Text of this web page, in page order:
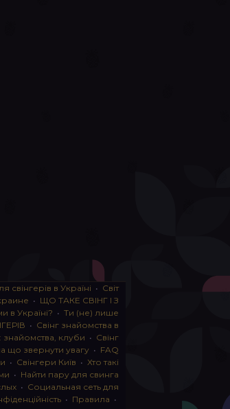
свінгерів в Україні • Світ
• ЩО ТАКЕ СВІНГ І З
в Україні? • Ти (не) лише
• Свінг знайомства в
знайомства, клуби • Свінг
що звернути увагу • FAQ
• Свінгери Київ • Хто такі
• Найти пару для свинга
• Социальная сеть для
• Правила •